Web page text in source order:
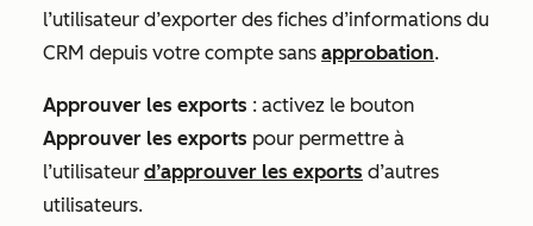
l’utilisateur d’exporter des fiches d’informations du
CRM depuis votre compte sans approbation.
Approuver les exports : activez le bouton
Approuver les exports pour permettre à
l’utilisateur d’approuver les exports d’autres
utilisateurs.